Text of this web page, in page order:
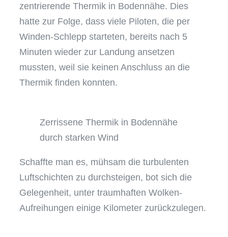
zentrierende Thermik in Bodennähe. Dies
hatte zur Folge, dass viele Piloten, die per
Winden-Schlepp starteten, bereits nach 5
Minuten wieder zur Landung ansetzen
mussten, weil sie keinen Anschluss an die
Thermik finden konnten.
Zerrissene Thermik in Bodennähe
durch starken Wind
Schaffte man es, mühsam die turbulenten
Luftschichten zu durchsteigen, bot sich die
Gelegenheit, unter traumhaften Wolken-
Aufreihungen einige Kilometer zurückzulegen.